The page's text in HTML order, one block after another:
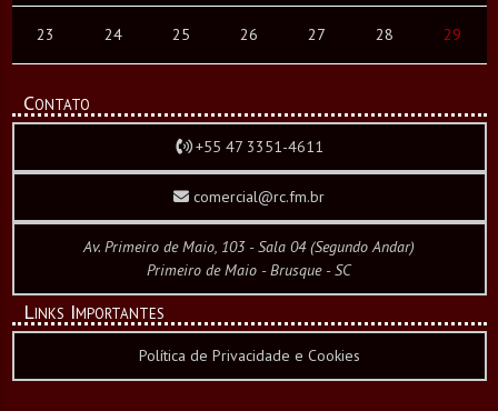
23 24 25 26 27 28 29
Contato
+55 47 3351-4611
comercial@rc.fm.br
Av. Primeiro de Maio, 103 - Sala 04 (Segundo Andar)
Primeiro de Maio - Brusque - SC
Links Importantes
Política de Privacidade e Cookies